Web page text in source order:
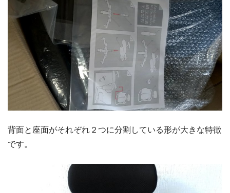
背面と座面がそれぞれ２つに分割している形が大きな特徴
です。